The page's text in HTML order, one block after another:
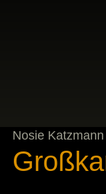
Nosie Katzmann